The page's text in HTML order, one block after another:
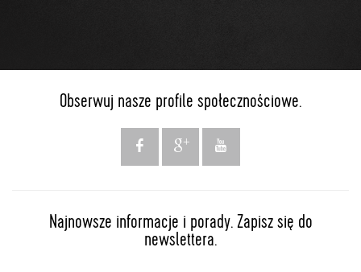
Obserwuj nasze profile społecznościowe.
Najnowsze informacje i porady. Zapisz się do
newslettera.